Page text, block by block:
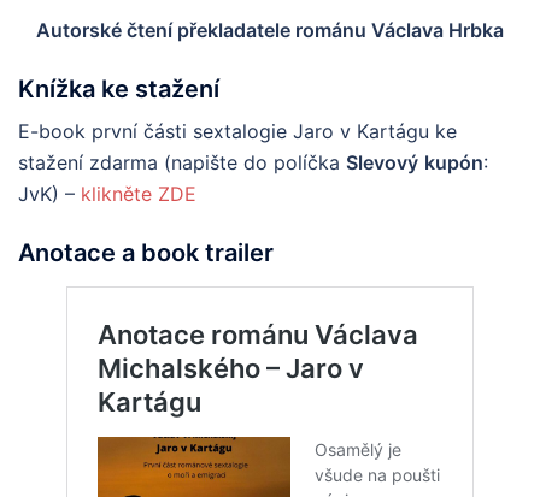
Autorské čtení překladatele románu Václava Hrbka
Knížka ke stažení
E-book první části sextalogie Jaro v Kartágu ke
stažení zdarma (napište do políčka Slevový kupón:
JvK) – klikněte ZDE
Anotace a book trailer